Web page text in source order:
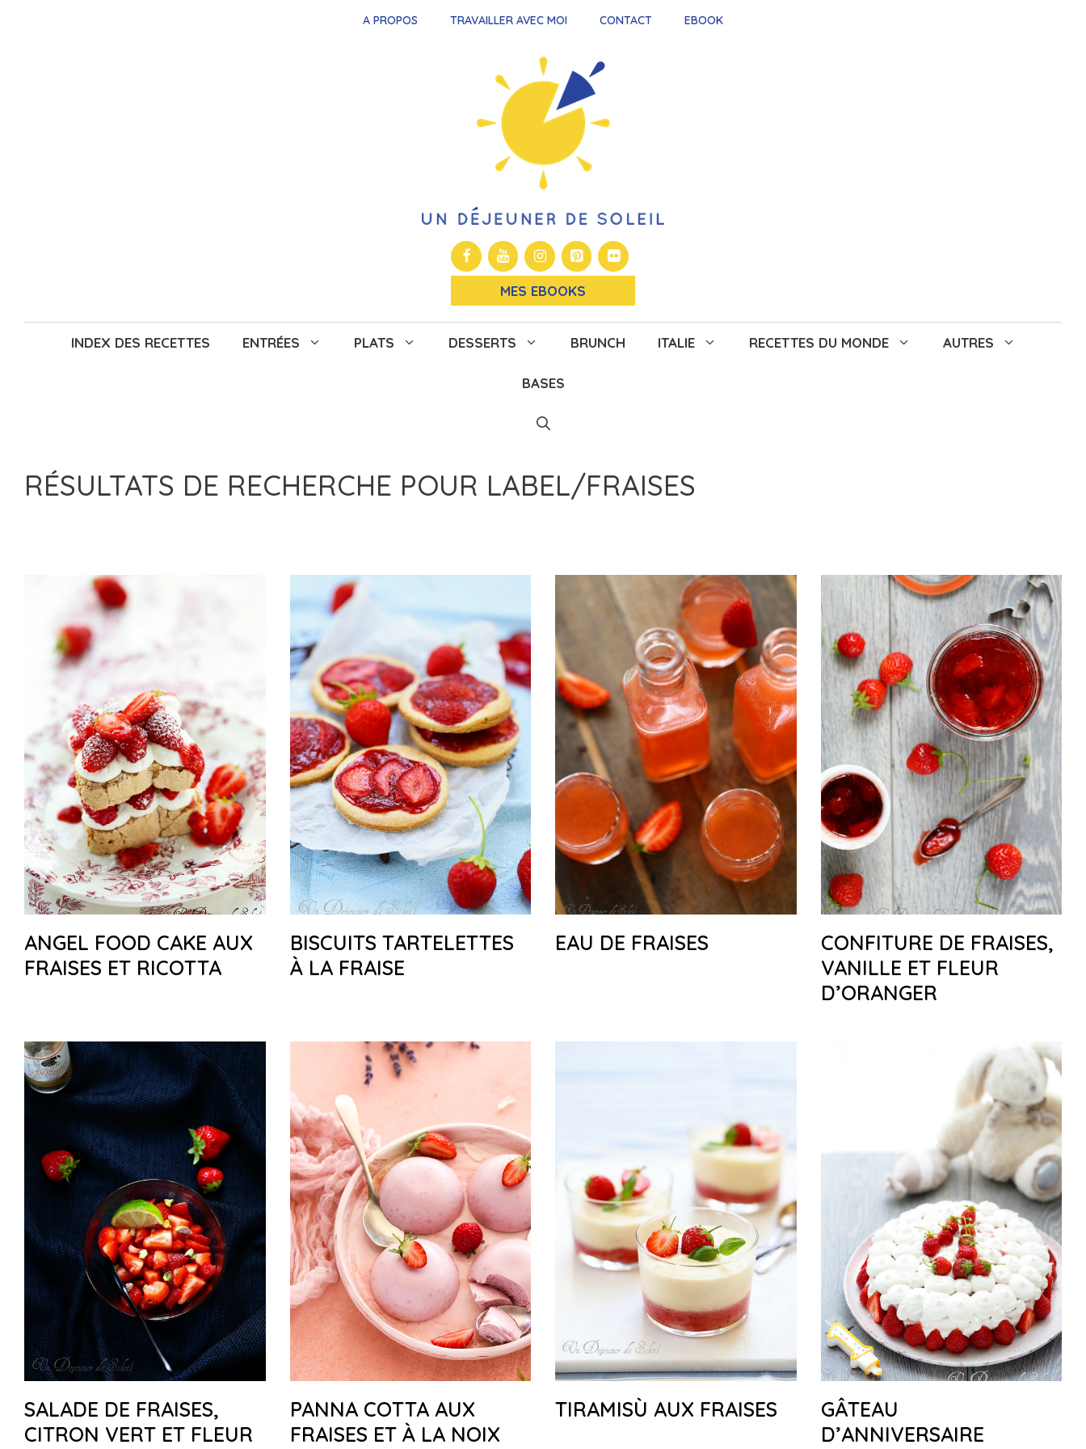
A PROPOS TRAVAILLER AVEC MOI CONTACT EBOOK
MES EBOOKS
INDEX DES RECETTES ENTRÉES PLATS DESSERTS BRUNCH ITALIE RECETTES DU MONDE AUTRES
BASES
RÉSULTATS DE RECHERCHE POUR LABEL/FRAISES
ANGEL FOOD CAKE AUX
FRAISES ET RICOTTA
BISCUITS TARTELETTES
À LA FRAISE
EAU DE FRAISES
CONFITURE DE FRAISES,
VANILLE ET FLEUR
D’ORANGER
SALADE DE FRAISES,
CITRON VERT ET FLEUR
PANNA COTTA AUX
FRAISES ET À LA NOIX
TIRAMISÙ AUX FRAISES
GÂTEAU
D’ANNIVERSAIRE